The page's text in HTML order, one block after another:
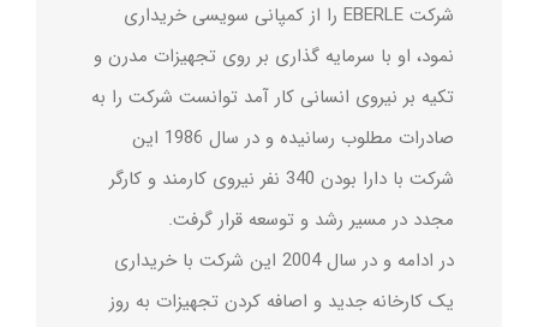
شرکت EBERLE را از کمپانی سویسی خریداری
نمود، او با سرمایه گذاری بر روی تجهیزات مدرن و
تکیه بر نیروی انسانی کار آمد توانست شرکت را به
صادرات مطلوب رسانیده و در سال 1986 این
شرکت با دارا بودن 340 نفر نیروی کارمند و کارگر
مجدد در مسیر رشد و توسعه قرار گرفت.
در ادامه و در سال 2004 این شرکت با خریداری
یک کارخانه جدید و اصافه کردن تجهیزات به روز